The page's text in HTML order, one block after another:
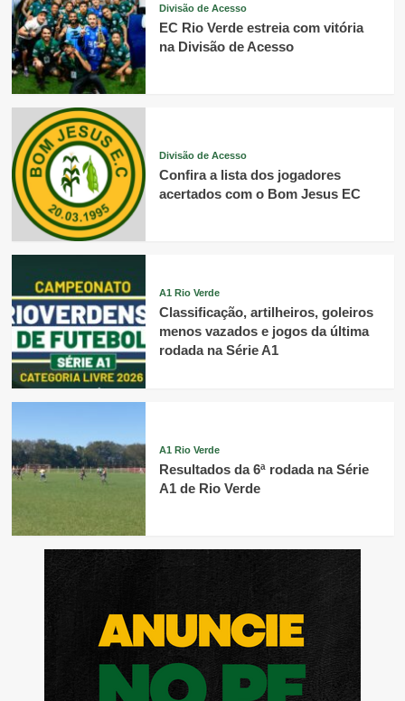
Divisão de Acesso
EC Rio Verde estreia com vitória
na Divisão de Acesso
Divisão de Acesso
Confira a lista dos jogadores
acertados com o Bom Jesus EC
A1 Rio Verde
Classificação, artilheiros, goleiros
menos vazados e jogos da última
rodada na Série A1
A1 Rio Verde
Resultados da 6ª rodada na Série
A1 de Rio Verde